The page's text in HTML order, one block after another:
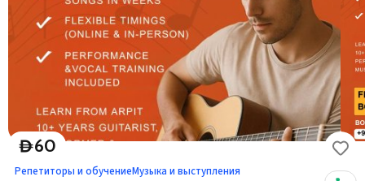
D60
Репетиторы и обучениеМузыка и выступления